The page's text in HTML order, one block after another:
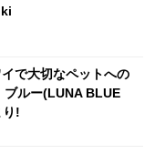
で大切なペットへの
ブルー(LUNA BLUE
り!